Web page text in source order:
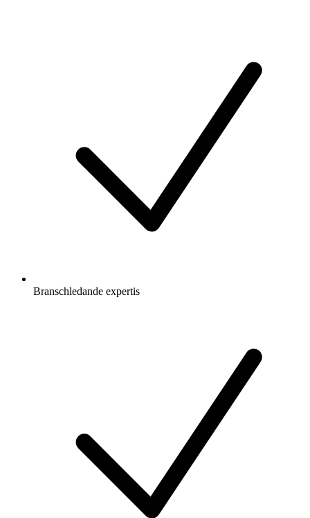
Branschledande expertis